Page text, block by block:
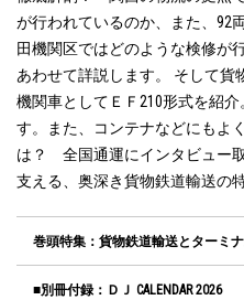
が行われているのか、また、92
田機関区ではどのような検修が
あわせて詳説します。 そして
機関車としてＥＦ210形式を紹
す。また、コンテナなどにもよ
は？ 全国通運にインタビュー
支える、奥深き貨物鉄道輸送の
巻頭特集：貨物鉄道輸送とターミ
■別冊付録：ＤＪ CALENDAR 2026